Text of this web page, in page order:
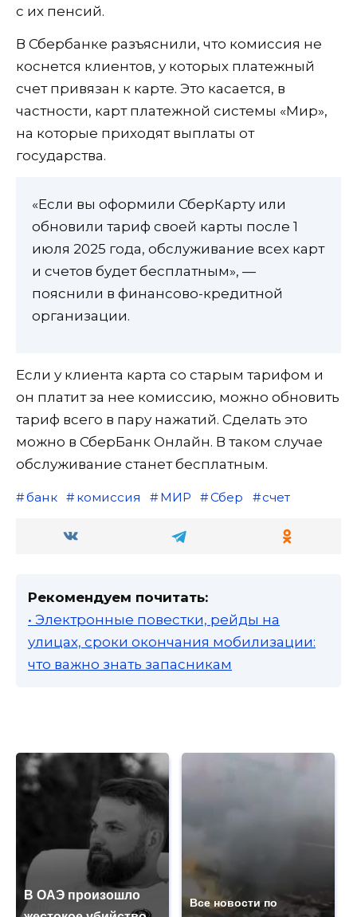
с их пенсий.
В Сбербанке разъяснили, что комиссия не
коснется клиентов, у которых платежный
счет привязан к карте. Это касается, в
частности, карт платежной системы «Мир»,
на которые приходят выплаты от
государства.
«Если вы оформили СберКарту или
обновили тариф своей карты после 1
июля 2025 года, обслуживание всех карт
и счетов будет бесплатным», —
пояснили в финансово-кредитной
организации.
Если у клиента карта со старым тарифом и
он платит за нее комиссию, можно обновить
тариф всего в пару нажатий. Сделать это
можно в СберБанк Онлайн. В таком случае
обслуживание станет бесплатным.
банк комиссия МИР Сбер счет
Рекомендуем почитать:
• Электронные повестки, рейды на
улицах, сроки окончания мобилизации:
что важно знать запасникам
В ОАЭ произошло
Все новости по